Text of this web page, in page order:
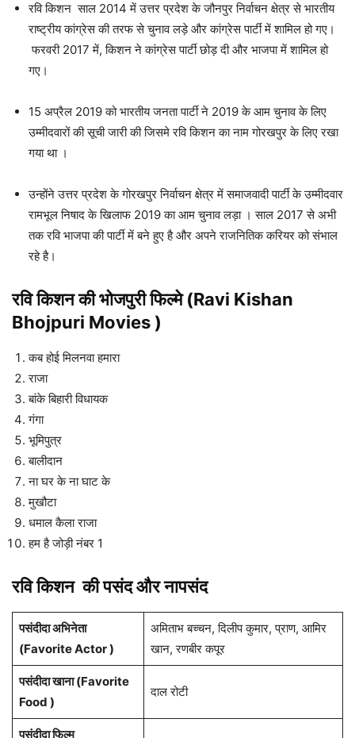
रवि किशन साल 2014 में उत्तर प्रदेश के जौनपुर निर्वाचन क्षेत्र से भारतीय
राष्ट्रीय कांग्रेस की तरफ से चुनाव लड़े और कांग्रेस पार्टी में शामिल हो गए।
फरवरी 2017 में, किशन ने कांग्रेस पार्टी छोड़ दी और भाजपा में शामिल हो
गए।
15 अप्रैल 2019 को भारतीय जनता पार्टी ने 2019 के आम चुनाव के लिए
उम्मीदवारों की सूची जारी की जिसमे रवि किशन का नाम गोरखपुर के लिए रखा
गया था ।
उन्होंने उत्तर प्रदेश के गोरखपुर निर्वाचन क्षेत्र में समाजवादी पार्टी के उम्मीदवार
रामभूल निषाद के खिलाफ 2019 का आम चुनाव लड़ा । साल 2017 से अभी
तक रवि भाजपा की पार्टी में बने हुए है और अपने राजनितिक करियर को संभाल
रहे है।
रवि किशन की भोजपुरी फिल्मे (Ravi Kishan
Bhojpuri Movies )
कब होई मिलनवा हमारा
राजा
बांके बिहारी विधायक
गंगा
भूमिपुत्र
बालीदान
ना घर के ना घाट के
मुखौटा
धमाल कैला राजा
हम है जोड़ी नंबर 1
रवि किशनकी पसंद और नापसंद
पसंदीदा अभिनेता
(Favorite Actor )
अमिताभ बच्चन, दिलीप कुमार, प्राण, आमिर
खान, रणबीर कपूर
पसंदीदा खाना (Favorite
Food )
दाल रोटी
पसंदीदा फिल्म